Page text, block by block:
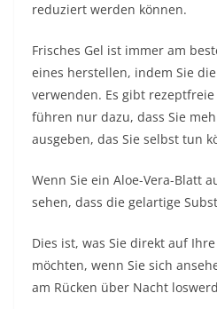
reduziert werden können.
Frisches Gel ist immer am
eines herstellen, indem Sie
verwenden. Es gibt
führen nur dazu, dass Sie
ausgeben, das Sie selbst tun
Wenn Sie ein Aloe-Vera-Blatt
sehen, dass die gelartige
Dies ist, was Sie direkt auf
möchten, wenn Sie sich
am Rücken über Nacht